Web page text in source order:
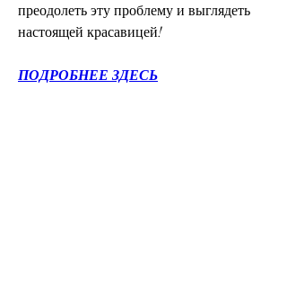
преодолеть эту проблему и выглядеть
настоящей красавицей!
ПОДРОБНЕЕ ЗДЕСЬ